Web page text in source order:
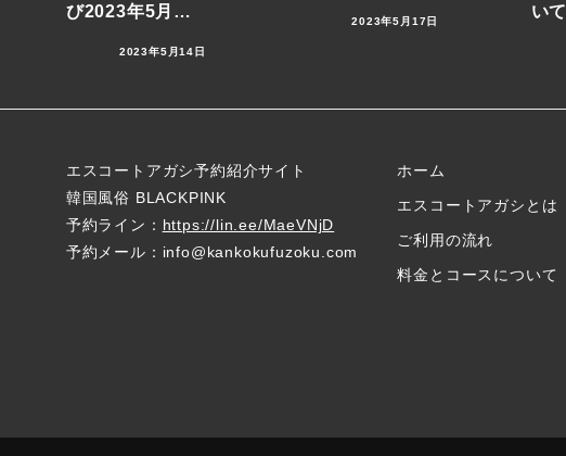
び2023年5月…
2023年5月14日
2023年5月17日
いて
エスコートアガシ予約紹介サイト
韓国風俗 BLACKPINK
予約ライン： https://lin.ee/MaeVNjD
予約メール：info@kankokufuzoku.com
ホーム
エスコートアガシとは
ご利用の流れ
料金とコースについて